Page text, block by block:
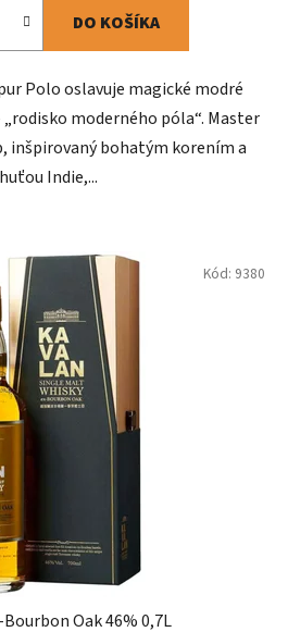
DO KOŠÍKA
Polo oslavuje magické modré
moderného póla“. Master
inšpirovaný bohatým korením a
Indie,...
Oak 46% 0,7L
Kód: 9380